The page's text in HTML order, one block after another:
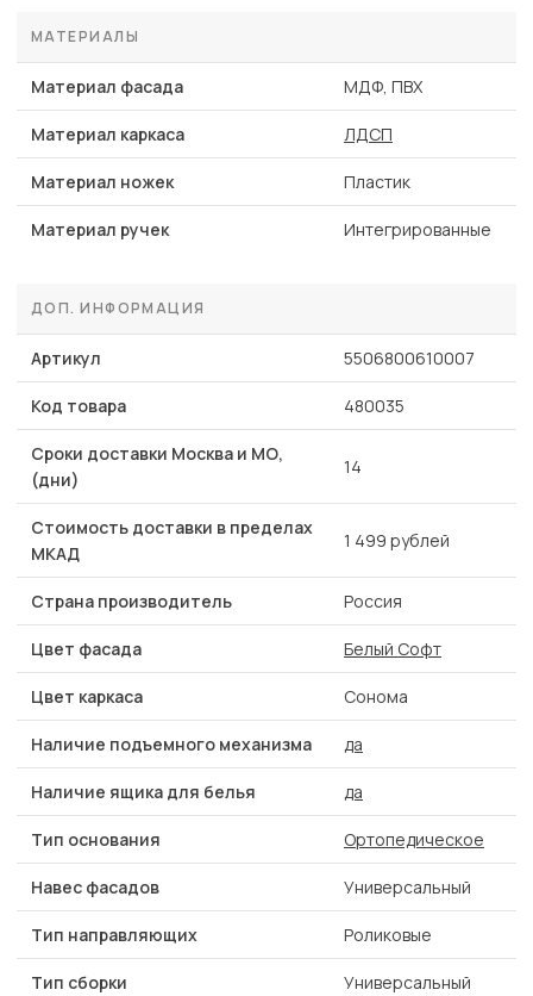
МАТЕРИАЛЫ
Материал фасада МДФ, ПВХ
Материал каркаса ЛДСП
Материал ножек Пластик
Материал ручек Интегрированные
ДОП. ИНФОРМАЦИЯ
Артикул 5506800610007
Код товара 480035
Сроки доставки Москва и МО,
(дни)
14
Стоимость доставки в пределах
МКАД
1 499 рублей
Страна производитель Россия
Цвет фасада Белый Софт
Цвет каркаса Сонома
Наличие подъемного механизма да
Наличие ящика для белья да
Тип основания Ортопедическое
Навес фасадов Универсальный
Тип направляющих Роликовые
Тип сборки Универсальный